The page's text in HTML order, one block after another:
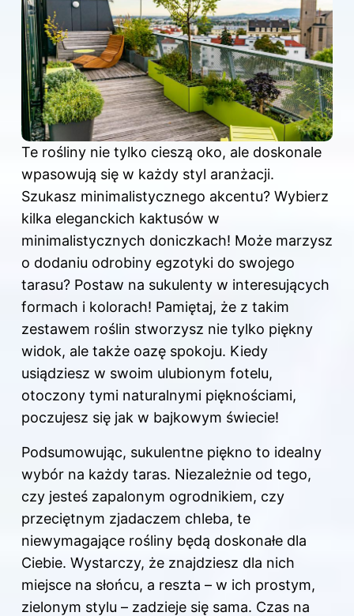
Te rośliny nie tylko cieszą oko, ale doskonale
wpasowują się w każdy styl aranżacji.
Szukasz minimalistycznego akcentu? Wybierz
kilka eleganckich kaktusów w
minimalistycznych doniczkach! Może marzysz
o dodaniu odrobiny egzotyki do swojego
tarasu? Postaw na sukulenty w interesujących
formach i kolorach! Pamiętaj, że z takim
zestawem roślin stworzysz nie tylko piękny
widok, ale także oazę spokoju. Kiedy
usiądziesz w swoim ulubionym fotelu,
otoczony tymi naturalnymi pięknościami,
poczujesz się jak w bajkowym świecie!
Podsumowując, sukulentne piękno to idealny
wybór na każdy taras. Niezależnie od tego,
czy jesteś zapalonym ogrodnikiem, czy
przeciętnym zjadaczem chleba, te
niewymagające rośliny będą doskonałe dla
Ciebie. Wystarczy, że znajdziesz dla nich
miejsce na słońcu, a reszta – w ich prostym,
zielonym stylu – zadzieje się sama. Czas na